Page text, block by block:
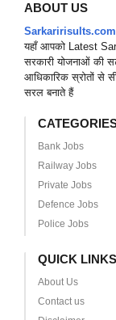
ABOUT US
Sarkaririsults.com
यहाँ आपको Latest
सरकारी योजनाओं की
आधिकारिक स्रोतों से
सरल बनाते हैं
Bank Jobs
Railway Jobs
Private Jobs
Defence Jobs
Police Jobs
QUICK LINKS
About Us
Contact us